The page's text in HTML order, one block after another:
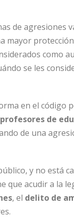
de agresiones
mayor
como
se les
en el código
de
de una
y no está
acudir a la
, el delito de